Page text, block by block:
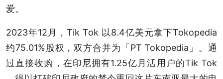
爱。
2023年12月，Tik Tok 以8.4亿美元拿下Tokopedia
约75.01%股权，双方合并为「PT Tokopedia」。通
过直接收购，在印尼拥有1.25亿月活用户的Tik Tok